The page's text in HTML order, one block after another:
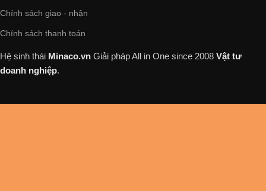
Chính sách giao - nhận
Chính sách thanh toán
Hệ sinh thái Minaco.vn Giải pháp All in One since 2008 Vật tư
doanh nghiệp.